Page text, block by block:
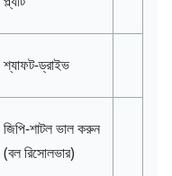
শ্যাফট-ড্রাইভ
জিপি-শাটল ভাল করুন
(বল রিসোলভার)